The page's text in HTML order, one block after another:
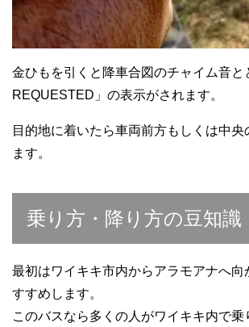
金ひもを引くと降車合図のチャイム音と
REQUESTED」の表示がされます。
目的地に着いたら車両前方もしくは中央
ます。
乗り方・降り方の豆知識
最初はワイキキ市内からアラモアナへ向
すすめします。
このバスなら多くの人がワイキキ内で乗